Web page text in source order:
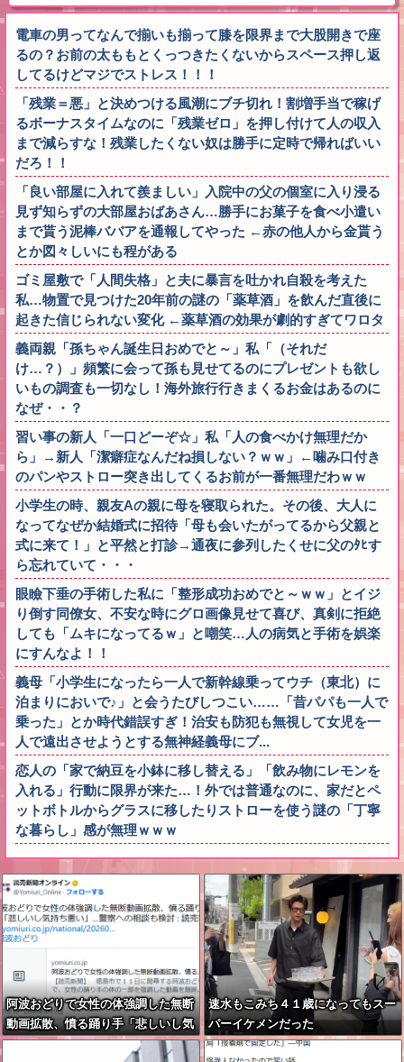
電車の男ってなんで揃いも揃って膝を限界まで大股開きで座
るの？お前の太ももとくっつきたくないからスペース押し返
してるけどマジでストレス！！！
「残業＝悪」と決めつける風潮にブチ切れ！割増手当で稼げ
るボーナスタイムなのに「残業ゼロ」を押し付けて人の収入
まで減らすな！残業したくない奴は勝手に定時で帰ればいい
だろ！！
「良い部屋に入れて羨ましい」入院中の父の個室に入り浸る
見ず知らずの大部屋おばあさん…勝手にお菓子を食べ小遣い
まで貰う泥棒ババアを通報してやった ←赤の他人から金貰う
とか図々しいにも程がある
ゴミ屋敷で「人間失格」と夫に暴言を吐かれ自殺を考えた
私…物置で見つけた20年前の謎の「薬草酒」を飲んだ直後に
起きた信じられない変化 ←薬草酒の効果が劇的すぎてワロタ
義両親「孫ちゃん誕生日おめでと～」私「（それだ
け…？）」頻繁に会って孫も見せてるのにプレゼントも欲し
いもの調査も一切なし！海外旅行行きまくるお金はあるのに
なぜ・・？
習い事の新人「一口どーぞ☆」私「人の食べかけ無理だか
ら」→新人「潔癖症なんだね損しない？ｗｗ」←噛み口付き
のパンやストロー突き出してくるお前が一番無理だわｗｗ
小学生の時、親友Aの親に母を寝取られた。その後、大人に
なってなぜか結婚式に招待「母も会いたがってるから父親と
式に来て！」と平然と打診→通夜に参列したくせに父のﾀﾋす
ら忘れていて・・・
眼瞼下垂の手術した私に「整形成功おめでと～ｗｗ」とイジ
り倒す同僚女、不安な時にグロ画像見せて喜び、真剣に拒絶
しても「ムキになってるｗ」と嘲笑…人の病気と手術を娯楽
にすんなよ！！
義母「小学生になったら一人で新幹線乗ってウチ（東北）に
泊まりにおいで♪」と会うたびしつこい……「昔パパも一人で
乗った」とか時代錯誤すぎ！治安も防犯も無視して女児を一
人で遠出させようとする無神経義母にブ...
恋人の「家で納豆を小鉢に移し替える」「飲み物にレモンを
入れる」行動に限界が来た…！外では普通なのに、家だとペ
ットボトルからグラスに移したりストローを使う謎の「丁寧
な暮らし」感が無理ｗｗｗ
阿波おどりで女性の体強調した無断
動画拡散、憤る踊り手「悲しいし気
持ち悪い」…悪質なケースは警察へ
速水もこみち４１歳になってもスー
パーイケメンだった